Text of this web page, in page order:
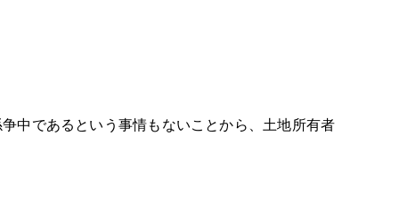
中であるという事情もないことから、土地所有者